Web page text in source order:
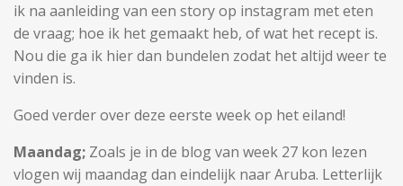
ik na aanleiding van een story op instagram met eten
de vraag; hoe ik het gemaakt heb, of wat het recept is.
Nou die ga ik hier dan bundelen zodat het altijd weer te
vinden is.
Goed verder over deze eerste week op het eiland!
Maandag; Zoals je in de blog van week 27 kon lezen
vlogen wij maandag dan eindelijk naar Aruba. Letterlijk